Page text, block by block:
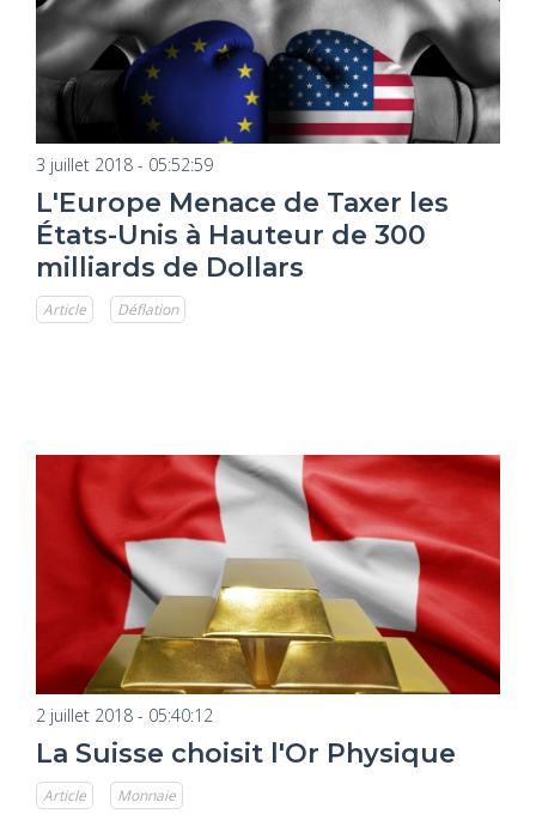
3 juillet 2018 - 05:52:59
L'Europe Menace de Taxer les
États-Unis à Hauteur de 300
milliards de Dollars
Article Déflation
2 juillet 2018 - 05:40:12
La Suisse choisit l'Or Physique
Article Monnaie